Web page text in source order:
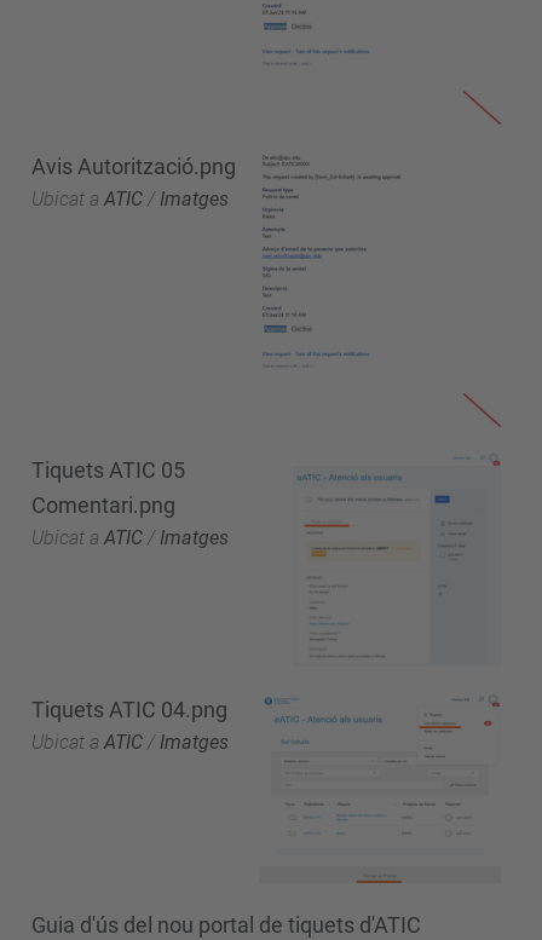
Avis Autorització.png
Ubicat a ATIC / Imatges
Tiquets ATIC 05
Comentari.png
Ubicat a ATIC / Imatges
Tiquets ATIC 04.png
Ubicat a ATIC / Imatges
Guia d'ús del nou portal de tiquets d'ATIC